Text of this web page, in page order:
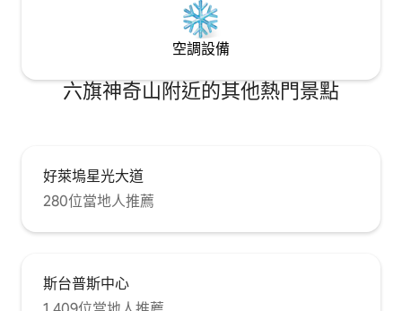
空調設備
六旗神奇山附近的其他熱門景點
好萊塢星光大道
280位當地人推薦
斯台普斯中心